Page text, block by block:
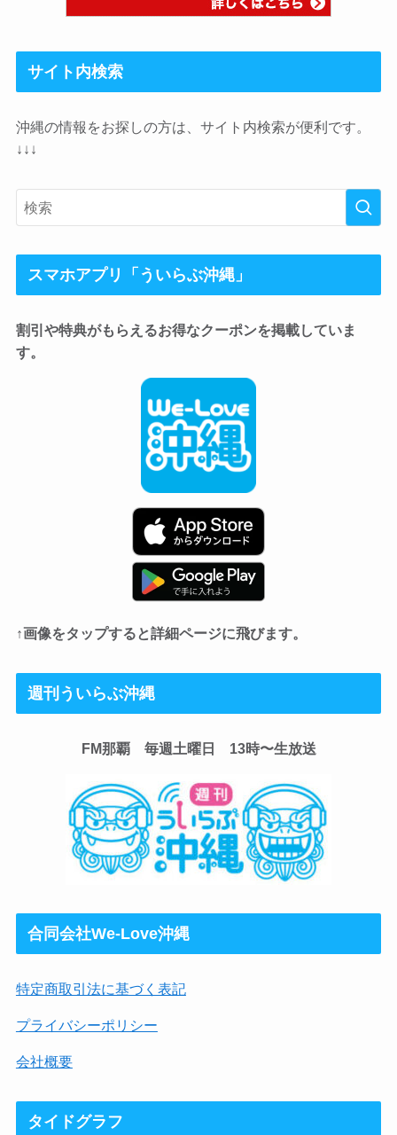
サイト内検索
沖縄の情報をお探しの方は、サイト内検索が便利です。
↓↓↓
スマホアプリ「ういらぶ沖縄」
割引や特典がもらえるお得なクーポンを掲載していま
す。
↑画像をタップすると詳細ページに飛びます。
週刊ういらぶ沖縄
FM那覇 毎週土曜日 13時〜生放送
合同会社We-Love沖縄
特定商取引法に基づく表記
プライバシーポリシー
会社概要
タイドグラフ